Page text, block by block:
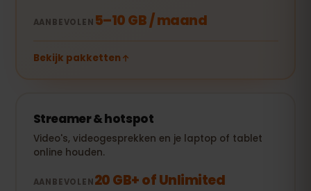
AANBEVOLEN 5–10 GB / maand
Bekijk pakketten
Streamer & hotspot
Video's, videogesprekken en je laptop of tablet
online houden.
AANBEVOLEN20 GB+ of Unlimited